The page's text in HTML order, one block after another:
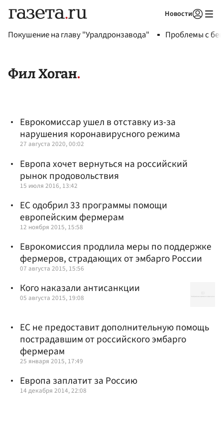
Новости
Покушение на главу "Уралдронзавода" Проблемы с
Фил Хоган
Еврокомиссар ушел в отставку из-за
нарушения коронавирусного режима
27 августа 2020, 00:02
Европа хочет вернуться на российский
рынок продовольствия
15 июля 2016, 13:42
ЕС одобрил 33 программы помощи
европейским фермерам
12 ноября 2015, 15:58
Еврокомиссия продлила меры по поддержке
фермеров, страдающих от эмбарго России
07 августа 2015, 15:56
Кого наказали антисанкции
05 августа 2015, 19:08
ЕС не предоставит дополнительную помощь
пострадавшим от российского эмбарго
фермерам
25 января 2015, 17:49
Европа заплатит за Россию
14 декабря 2014, 22:08